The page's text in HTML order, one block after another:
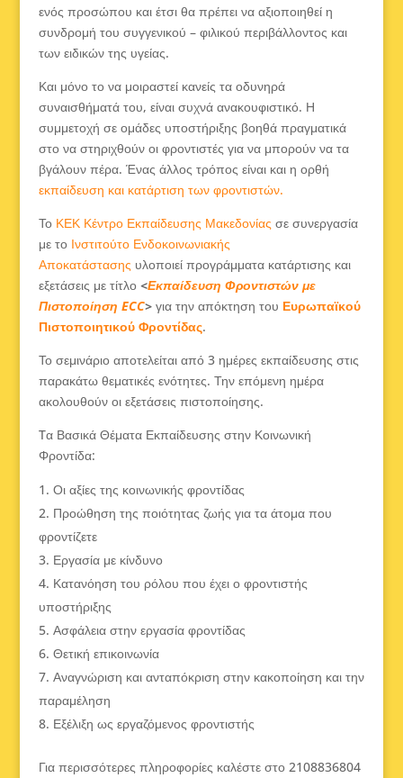
ενός προσώπου και έτσι θα πρέπει να αξιοποιηθεί η
συνδρομή του συγγενικού – φιλικού περιβάλλοντος και
των ειδικών της υγείας.
Και μόνο το να μοιραστεί κανείς τα οδυνηρά
συναισθήματά του, είναι συχνά ανακουφιστικό. Η
συμμετοχή σε ομάδες υποστήριξης βοηθά πραγματικά
στο να στηριχθούν οι φροντιστές για να μπορούν να τα
βγάλουν πέρα. Ένας άλλος τρόπος είναι και η ορθή
εκπαίδευση και κατάρτιση των φροντιστών.
Το ΚΕΚ Κέντρο Εκπαίδευσης Μακεδονίας σε συνεργασία
με το Ινστιτούτο Ενδοκοινωνιακής
Αποκατάστασης υλοποιεί προγράμματα κατάρτισης και
εξετάσεις με τίτλο <Εκπαίδευση Φροντιστών με
Πιστοποίηση ECC>για την απόκτηση του Ευρωπαϊκού
Πιστοποιητικού Φροντίδας.
Το σεμινάριο αποτελείται από 3 ημέρες εκπαίδευσης στις
παρακάτω θεματικές ενότητες. Την επόμενη ημέρα
ακολουθούν οι εξετάσεις πιστοποίησης.
Tα Βασικά Θέματα Εκπαίδευσης στην Κοινωνική
Φροντίδα:
Οι αξίες της κοινωνικής φροντίδας
Προώθηση της ποιότητας ζωής για τα άτομα που
φροντίζετε
Εργασία με κίνδυνο
Κατανόηση του ρόλου που έχει ο φροντιστής
υποστήριξης
Ασφάλεια στην εργασία φροντίδας
Θετική επικοινωνία
Αναγνώριση και ανταπόκριση στην κακοποίηση και την
παραμέληση
Εξέλιξη ως εργαζόμενος φροντιστής
Για περισσότερες πληροφορίες καλέστε στο 2108836804